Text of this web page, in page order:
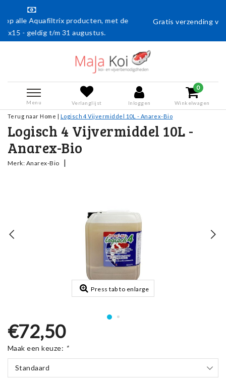
met de
Gratis verzending vanaf € 50,- (en naar België
Menu Verlanglijst Inloggen
0
Winkelwagen
Terug naar Home | Logisch 4 Vijvermiddel 10L - Anarex-Bio
Logisch 4 Vijvermiddel 10L -
Anarex-Bio
Merk: Anarex-Bio |
Press tab to enlarge
€72,50
Maak een keuze: *
Standaard